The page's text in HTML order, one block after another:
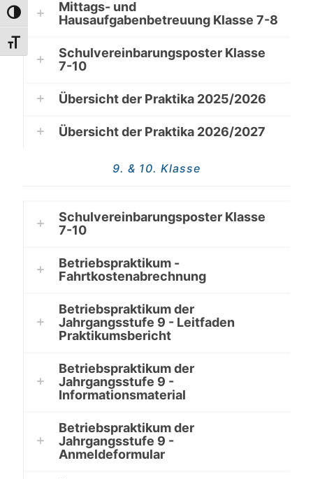
Umschalten auf hohe Kontraste
Schrift vergrößern
Mittags- und
Hausaufgabenbetreuung Klasse 7-8
Schulvereinbarungsposter Klasse
7-10
Übersicht der Praktika 2025/2026
Übersicht der Praktika 2026/2027
9. & 10. Klasse
Schulvereinbarungsposter Klasse
7-10
Betriebspraktikum -
Fahrtkostenabrechnung
Betriebspraktikum der
Jahrgangsstufe 9 - Leitfaden
Praktikumsbericht
Betriebspraktikum der
Jahrgangsstufe 9 -
Informationsmaterial
Betriebspraktikum der
Jahrgangsstufe 9 -
Anmeldeformular